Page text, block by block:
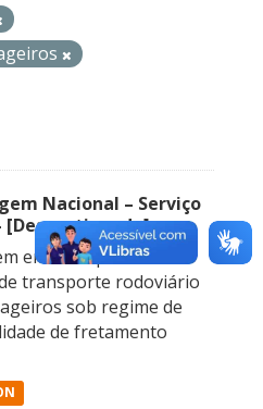
Nacional – Serviço
[Descontinuado]
emitidas para a
transporte rodoviário
sob regime de
de fretamento